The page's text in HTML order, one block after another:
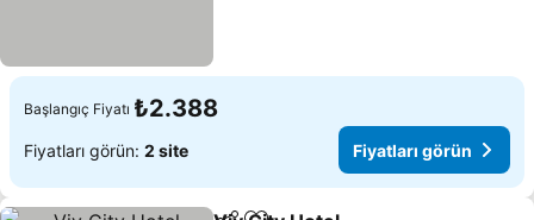
Başlangıç Fiyatı ₺2.388
Fiyatları görün: 2 site Fiyatları görün